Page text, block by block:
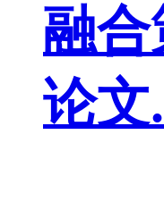
融
论文